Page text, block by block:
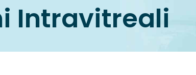
Intravitreali